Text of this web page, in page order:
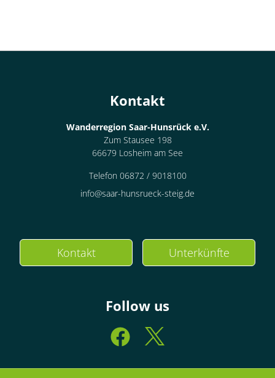
Kontakt
Wanderregion Saar-Hunsrück e.V.
Zum Stausee 198
66679 Losheim am See
Telefon 06872 / 9018100
info@saar-hunsrueck-steig.de
Kontakt Unterkünfte
Follow us